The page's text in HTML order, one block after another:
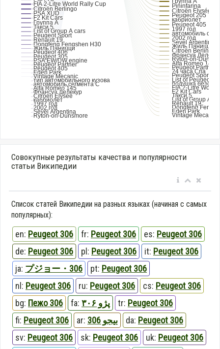
Совокупные результаты качества и популярности
статьи Википедии
Список статей Википедии на разных языках (начиная с самых
популярных):
en: Peugeot 306 fr: Peugeot 306 es: Peugeot 306
de: Peugeot 306 pl: Peugeot 306 it: Peugeot 306
ja: プジョー・306 pt: Peugeot 306
nl: Peugeot 306 ru: Peugeot 306 cs: Peugeot 306
bg: Пежо 306 fa: پژو ۳۰۶ tr: Peugeot 306
fi: Peugeot 306 ar: بيجو 306 da: Peugeot 306
sv: Peugeot 306 sk: Peugeot 306 uk: Peugeot 306